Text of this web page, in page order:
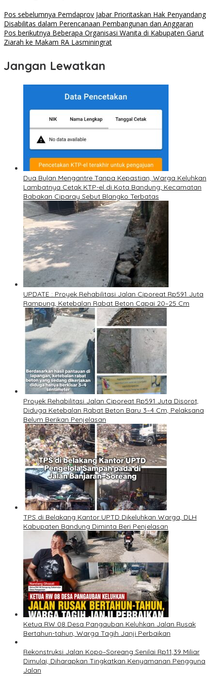
Pos sebelumnya Pemdaprov Jabar Prioritaskan Hak Penyandang
Disabilitas dalam Perencanaan Pembangunan dan Anggaran
Pos berikutnya Beberapa Organisasi Wanita di Kabupaten Garut
Ziarah ke Makam RA Lasminingrat
Jangan Lewatkan
Dua Bulan Mengantre Tanpa Kepastian, Warga Keluhkan
Lambatnya Cetak KTP-el di Kota Bandung; Kecamatan
Babakan Ciparay Sebut Blangko Terbatas
UPDATE : Proyek Rehabilitasi Jalan Ciporeat Rp591 Juta
Rampung, Ketebalan Rabat Beton Capai 20–25 Cm
Proyek Rehabilitasi Jalan Ciporeat Rp591 Juta Disorot,
Diduga Ketebalan Rabat Beton Baru 3–4 Cm, Pelaksana
Belum Berikan Penjelasan
TPS di Belakang Kantor UPTD Dikeluhkan Warga, DLH
Kabupaten Bandung Diminta Beri Penjelasan
Ketua RW 08 Desa Pangauban Keluhkan Jalan Rusak
Bertahun-tahun, Warga Tagih Janji Perbaikan
Rekonstruksi Jalan Kopo–Soreang Senilai Rp11,39 Miliar
Dimulai, Diharapkan Tingkatkan Kenyamanan Pengguna
Jalan